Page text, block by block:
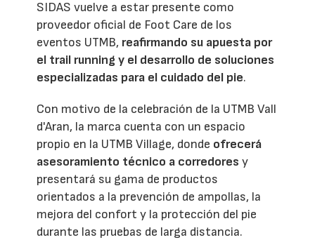
SIDAS vuelve a estar presente como
proveedor oficial de Foot Care de los
eventos UTMB, reafirmando su apuesta por
el trail running y el desarrollo de soluciones
especializadas para el cuidado del pie.
Con motivo de la celebración de la UTMB Vall
d'Aran, la marca cuenta con un espacio
propio en la UTMB Village, donde ofrecerá
asesoramiento técnico a corredores y
presentará su gama de productos
orientados a la prevención de ampollas, la
mejora del confort y la protección del pie
durante las pruebas de larga distancia.